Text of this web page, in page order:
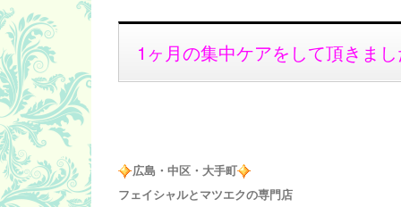
1ヶ月の集中ケアをして頂きま
広島・中区・大手町
フェイシャルとマツエクの専門店